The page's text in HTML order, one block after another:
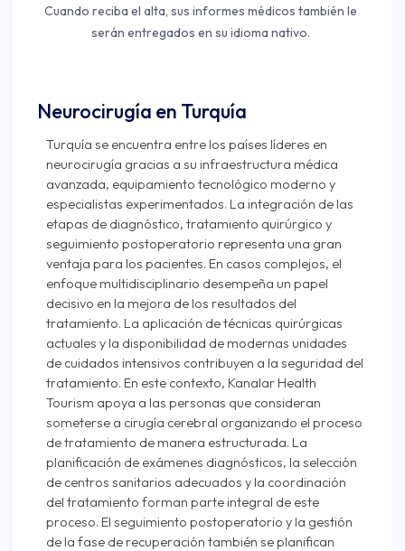
Cuando reciba el alta, sus informes médicos también le
serán entregados en su idioma nativo.
Neurocirugía en Turquía
Turquía se encuentra entre los países líderes en
neurocirugía gracias a su infraestructura médica
avanzada, equipamiento tecnológico moderno y
especialistas experimentados. La integración de las
etapas de diagnóstico, tratamiento quirúrgico y
seguimiento postoperatorio representa una gran
ventaja para los pacientes. En casos complejos, el
enfoque multidisciplinario desempeña un papel
decisivo en la mejora de los resultados del
tratamiento. La aplicación de técnicas quirúrgicas
actuales y la disponibilidad de modernas unidades
de cuidados intensivos contribuyen a la seguridad del
tratamiento. En este contexto, Kanalar Health
Tourism apoya a las personas que consideran
someterse a cirugía cerebral organizando el proceso
de tratamiento de manera estructurada. La
planificación de exámenes diagnósticos, la selección
de centros sanitarios adecuados y la coordinación
del tratamiento forman parte integral de este
proceso. El seguimiento postoperatorio y la gestión
de la fase de recuperación también se planifican